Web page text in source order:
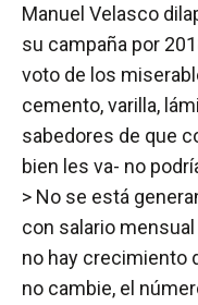
Manuel Velasco
su campaña por
voto de los
cemento, varilla,
sabedores de que
bien les va- no
> No se está
con salario
no hay crecimiento
no cambie, el